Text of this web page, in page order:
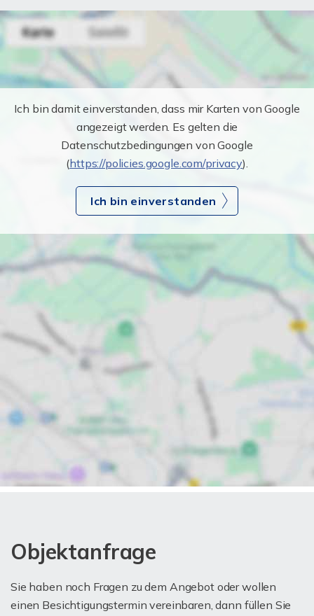
Ich bin damit einverstanden, dass mir Karten von Google
angezeigt werden. Es gelten die
Datenschutzbedingungen von Google
(https://policies.google.com/privacy).
Ich bin einverstanden
Objektanfrage
Sie haben noch Fragen zu dem Angebot oder wollen
einen Besichtigungstermin vereinbaren, dann füllen Sie